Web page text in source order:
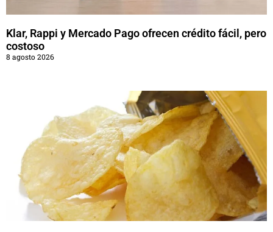
Klar, Rappi y Mercado Pago ofrecen crédito fácil, pero
costoso
8 agosto 2026